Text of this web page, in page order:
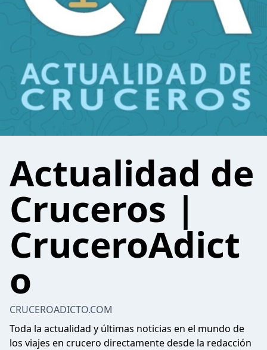
Actualidad de
Cruceros |
CruceroAdict
o
CRUCEROADICTO.COM
Toda la actualidad y últimas noticias en el mundo de
los viajes en crucero directamente desde la redacción